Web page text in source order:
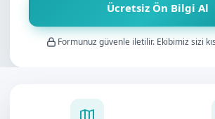
Ücretsiz Ön Bilgi Al
Formunuz güvenle iletilir. Ekibimiz sizi